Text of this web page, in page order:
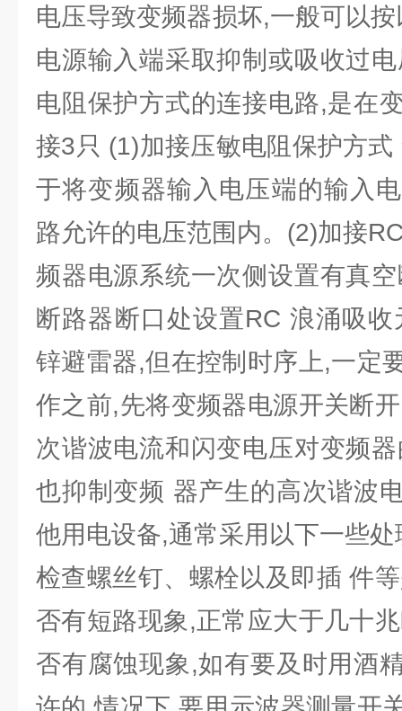
电压导致变频器损坏,一般可以
电源输入端采取抑制或吸收过
电阻保护方式的连接电路,是在
接3只 (1)加接压敏电阻保护方
于将变频器输入电压端的输入
路允许的电压范围内。(2)加接
频器电源系统一次侧设置有真
断路器断口处设置RC 浪涌吸
锌避雷器,但在控制时序上,一定
作之前,先将变频器电源开关断
次谐波电流和闪变电压对变频
也抑制变频 器产生的高次谐波
他用电设备,通常采用以下一些处
检查螺丝钉、螺栓以及即插 件
否有短路现象,正常应大于几十
否有腐蚀现象,如有要及时用酒